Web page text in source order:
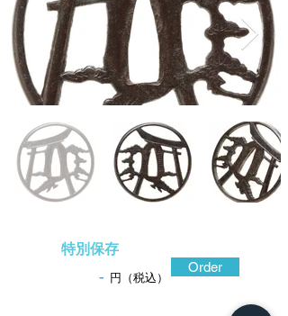
特別保存
- 円（税込）
Order